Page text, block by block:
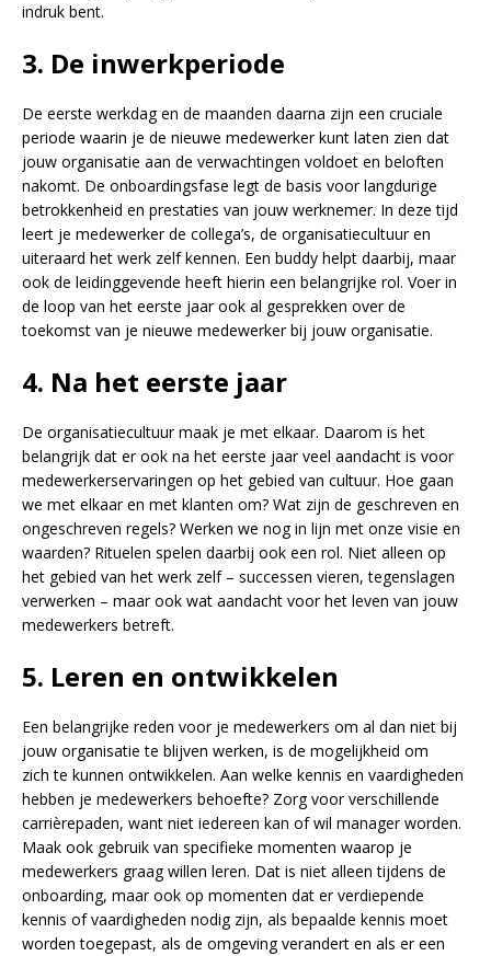
indruk bent.
3. De inwerkperiode
De eerste werkdag en de maanden daarna zijn een cruciale
periode waarin je de nieuwe medewerker kunt laten zien dat
jouw organisatie aan de verwachtingen voldoet en beloften
nakomt. De onboardingsfase legt de basis voor langdurige
betrokkenheid en prestaties van jouw werknemer. In deze tijd
leert je medewerker de collega’s, de organisatiecultuur en
uiteraard het werk zelf kennen. Een buddy helpt daarbij, maar
ook de leidinggevende heeft hierin een belangrijke rol. Voer in
de loop van het eerste jaar ook al gesprekken over de
toekomst van je nieuwe medewerker bij jouw organisatie.
4. Na het eerste jaar
De organisatiecultuur maak je met elkaar. Daarom is het
belangrijk dat er ook na het eerste jaar veel aandacht is voor
medewerkerservaringen op het gebied van cultuur. Hoe gaan
we met elkaar en met klanten om? Wat zijn de geschreven en
ongeschreven regels? Werken we nog in lijn met onze visie en
waarden? Rituelen spelen daarbij ook een rol. Niet alleen op
het gebied van het werk zelf – successen vieren, tegenslagen
verwerken – maar ook wat aandacht voor het leven van jouw
medewerkers betreft.
5. Leren en ontwikkelen
Een belangrijke reden voor je medewerkers om al dan niet bij
jouw organisatie te blijven werken, is de mogelijkheid om
zich te kunnen ontwikkelen. Aan welke kennis en vaardigheden
hebben je medewerkers behoefte? Zorg voor verschillende
carrièrepaden, want niet iedereen kan of wil manager worden.
Maak ook gebruik van specifieke momenten waarop je
medewerkers graag willen leren. Dat is niet alleen tijdens de
onboarding, maar ook op momenten dat er verdiepende
kennis of vaardigheden nodig zijn, als bepaalde kennis moet
worden toegepast, als de omgeving verandert en als er een